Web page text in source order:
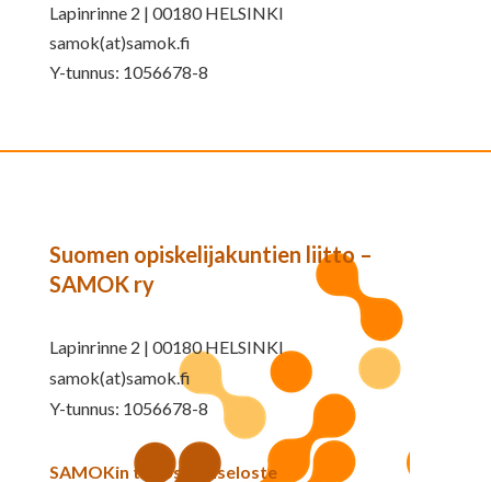
Lapinrinne 2 | 00180 HELSINKI
samok(at)samok.fi
Y-tunnus: 1056678-8
Suomen opiskelijakuntien liitto –
SAMOK ry
Lapinrinne 2 | 00180 HELSINKI
samok(at)samok.fi
Y-tunnus: 1056678-8
SAMOKin tietosuojaseloste